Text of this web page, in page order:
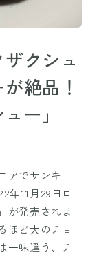
クシュ
絶品！
ー」
アでサンキ
年11月29日ロ
が発売されま
ほど大のチョ
一味違う、チ